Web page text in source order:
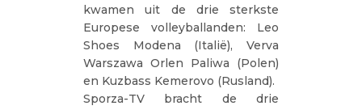
kwamen uit de drie sterkste
Europese volleyballanden: Leo
Shoes Modena (Italië), Verva
Warszawa Orlen Paliwa (Polen)
en Kuzbass Kemerovo (Rusland).
Sporza-TV bracht de drie